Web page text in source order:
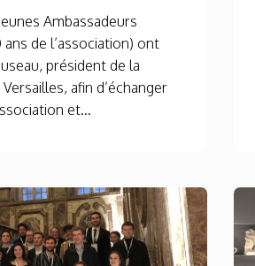
Ambassadeurs
ans de l’association) ont
président de la
afin d’échanger
et...